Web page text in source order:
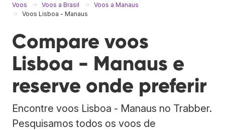
Voos Voos a Brasil
Voos a Manaus
Voos Lisboa - Manaus
Compare voos
Lisboa - Manaus e
reserve onde preferir
Encontre voos Lisboa - Manaus no Trabber.
Pesquisamos todos os voos de